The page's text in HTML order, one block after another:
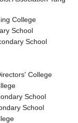
College
School
School
College
School
School